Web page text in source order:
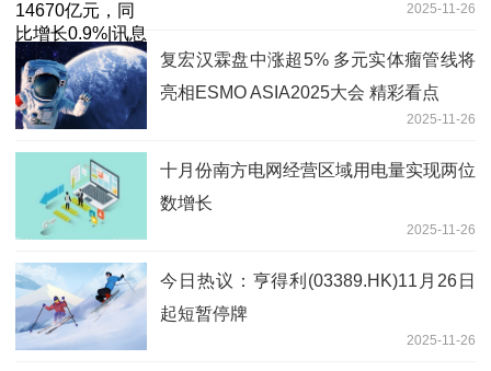
2025-11-26
复宏汉霖盘中涨超5% 多元实体瘤管线将
亮相ESMO ASIA2025大会 精彩看点
2025-11-26
十月份南方电网经营区域用电量实现两位
数增长
2025-11-26
今日热议：亨得利(03389.HK)11月26日
起短暂停牌
2025-11-26